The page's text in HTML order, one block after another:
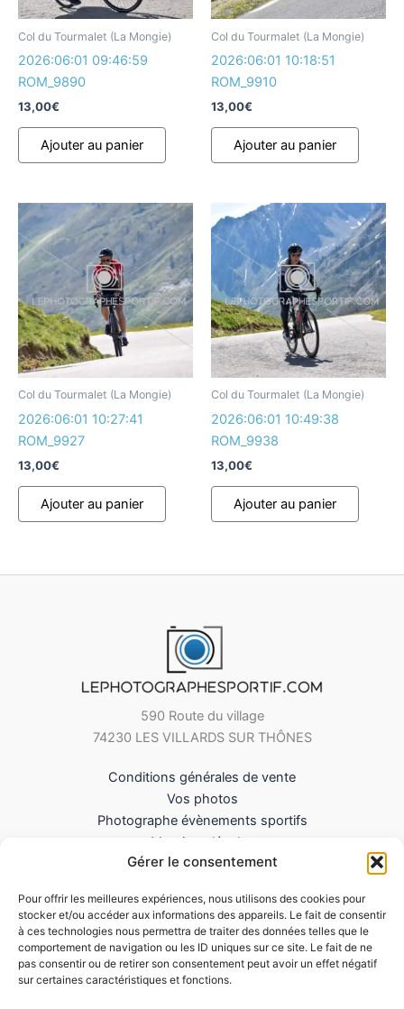
Gérer le consentement
Pour offrir les meilleures expériences, nous utilisons des cookies pour
stocker et/ou accéder aux informations des appareils. Le fait de consentir
à ces technologies nous permettra de traiter des données telles que le
comportement de navigation ou les ID uniques sur ce site. Le fait de ne
pas consentir ou de retirer son consentement peut avoir un effet négatif
sur certaines caractéristiques et fonctions.
Col du Tourmalet (La Mongie)
2026:06:01 09:46:59
ROM_9890
13,00€
Ajouter au panier
Col du Tourmalet (La Mongie)
2026:06:01 10:18:51
ROM_9910
13,00€
Ajouter au panier
Col du Tourmalet (La Mongie)
2026:06:01 10:27:41
ROM_9927
13,00€
Ajouter au panier
Col du Tourmalet (La Mongie)
2026:06:01 10:49:38
ROM_9938
13,00€
Ajouter au panier
590 Route du village
74230 LES VILLARDS SUR THÔNES
Conditions générales de vente
Vos photos
Photographe évènements sportifs
Mentions légales
Mes Téléchargements
Politique de cookies (UE)